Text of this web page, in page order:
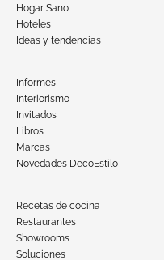
Hogar Sano
Hoteles
Ideas y tendencias
Informes
Interiorismo
Invitados
Libros
Marcas
Novedades DecoEstilo
Recetas de cocina
Restaurantes
Showrooms
Soluciones